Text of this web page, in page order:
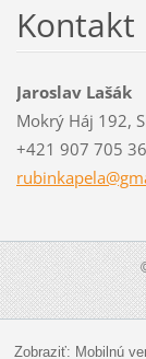
Kontakt
Jaroslav Lašák
Mokrý Háj 192,
+421 907 705
rubinkap
Zobraziť: Mobilnú